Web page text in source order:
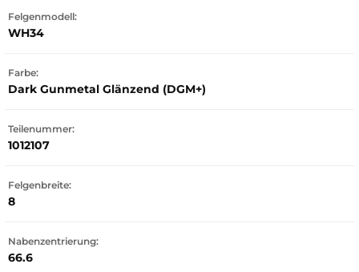
Felgenmodell:
WH34
Farbe:
Dark Gunmetal Glänzend (DGM+)
Teilenummer:
1012107
Felgenbreite:
8
Nabenzentrierung:
66.6